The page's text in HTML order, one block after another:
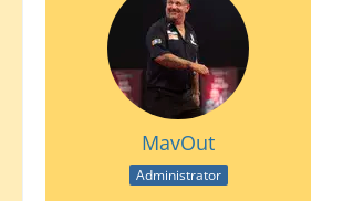
MavOut
Administrator